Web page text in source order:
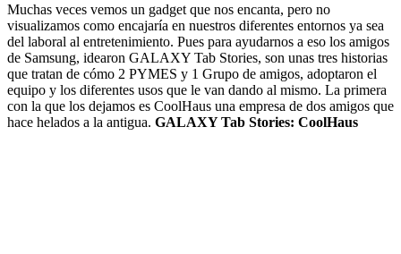
Muchas veces vemos un gadget que nos encanta, pero no
visualizamos como encajaría en nuestros diferentes entornos ya sea
del laboral al entretenimiento. Pues para ayudarnos a eso los amigos
de Samsung, idearon GALAXY Tab Stories, son unas tres historias
que tratan de cómo 2 PYMES y 1 Grupo de amigos, adoptaron el
equipo y los diferentes usos que le van dando al mismo. La primera
con la que los dejamos es CoolHaus una empresa de dos amigos que
hace helados a la antigua. GALAXY Tab Stories: CoolHaus